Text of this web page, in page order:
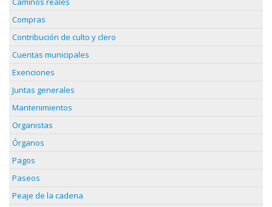
Compras
Contribución de culto y clero
Cuentas municipales
Exenciones
Juntas generales
Mantenimientos
Organistas
Órganos
Pagos
Paseos
Peaje de la cadena